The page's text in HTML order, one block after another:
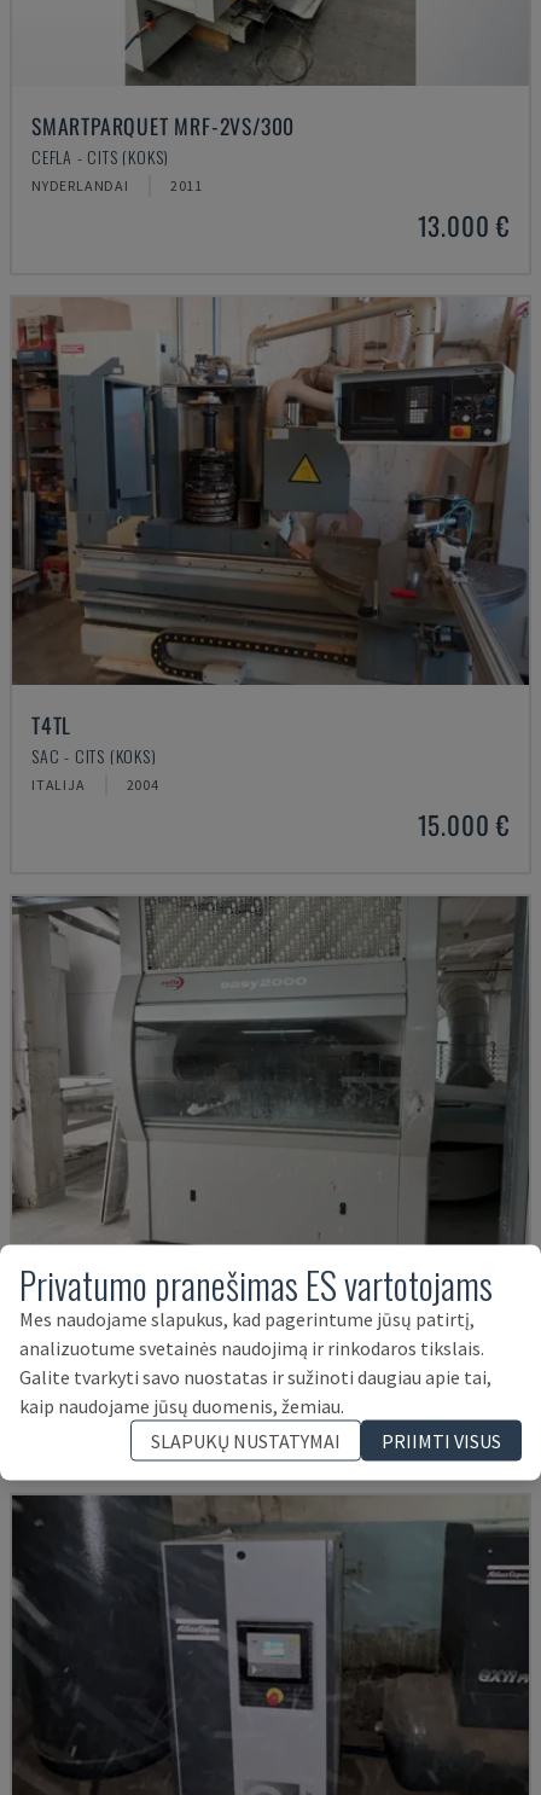
SMARTPARQUET MRF-2VS/300
CEFLA - CITS (KOKS)
NYDERLANDAI 2011
13.000 €
T4TL
SAC - CITS (KOKS)
ITALIJA 2004
15.000 €
EASY 2000 D
CEFLA - CITS (KOKS)
LENKIJA 2009
57.000 €
Privatumo pranešimas ES vartotojams
Mes naudojame slapukus, kad pagerintume jūsų patirtį,
analizuotume svetainės naudojimą ir rinkodaros tikslais.
Galite tvarkyti savo nuostatas ir sužinoti daugiau apie tai,
kaip naudojame jūsų duomenis, žemiau.
SLAPUKŲ NUSTATYMAI
PRIIMTI VISUS